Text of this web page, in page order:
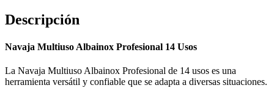
Descripción
Navaja Multiuso Albainox Profesional 14 Usos
La Navaja Multiuso Albainox Profesional de 14 usos es una
herramienta versátil y confiable que se adapta a diversas situaciones.